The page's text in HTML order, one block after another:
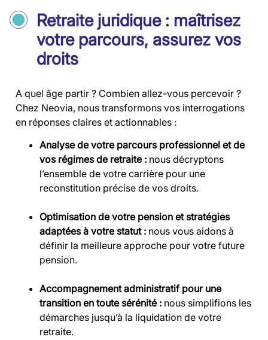
Retraite juridique : maîtrisez
votre parcours, assurez vos
droits
A quel âge partir ? Combien allez-vous percevoir ?
Chez Neovia, nous transformons vos interrogations
en réponses claires et actionnables :
Analyse de votre parcours professionnel et de
vos régimes de retraite : nous décryptons
l’ensemble de votre carrière pour une
reconstitution précise de vos droits.
Optimisation de votre pension et stratégies
adaptées à votre statut : nous vous aidons à
définir la meilleure approche pour votre future
pension.
Accompagnement administratif pour une
transition en toute sérénité : nous simplifions les
démarches jusqu’à la liquidation de votre
retraite.